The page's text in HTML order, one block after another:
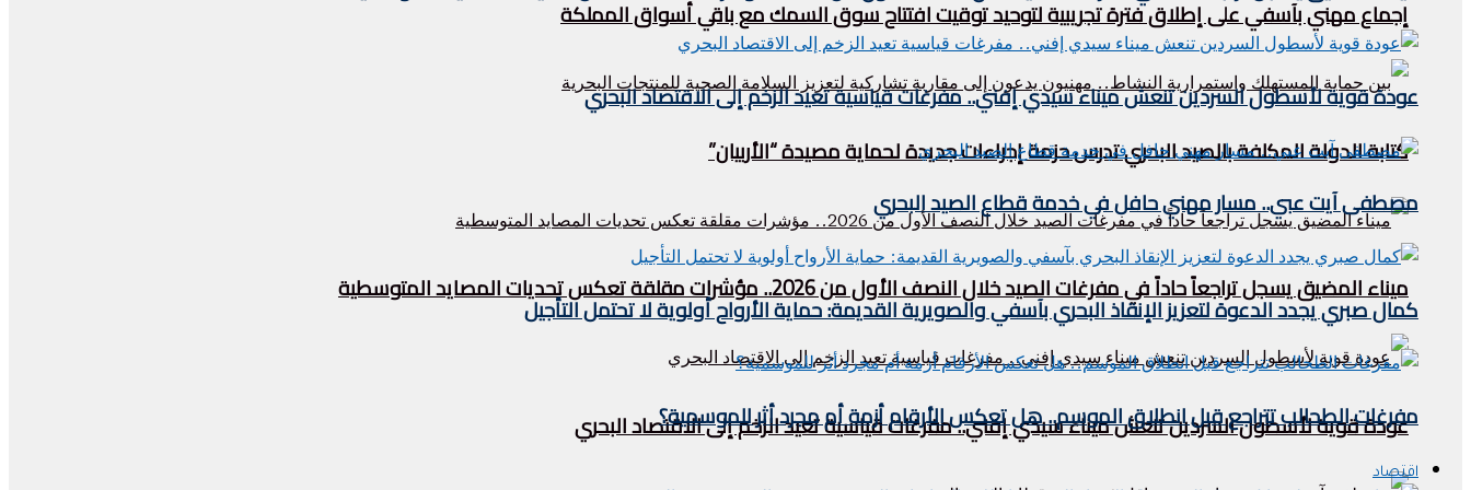
إجماع مهني بآسفي على إطلاق فترة تجريبية لتوحيد توقيت افتتاح سوق السمك مع باقي أسواق المملكة
كتابة الدولة المكلفة بالصيد البحري تدرس حزمة إجراءات جديدة لحماية مصيدة “الأربيان”
ميناء المضيق يسجل تراجعاً حاداً في مفرغات الصيد خلال النصف الأول من 2026.. مؤشرات مقلقة تعكس تحديات المصايد المتوسطية
عودة قوية لأسطول السردين تنعش ميناء سيدي إفني.. مفرغات قياسية تعيد الزخم إلى الاقتصاد البحري
عودة قوية لأسطول السردين تنعش ميناء سيدي إفني.. مفرغات قياسية تعيد الزخم إلى الاقتصاد البحري
مصطفى آيت عبي.. مسار مهني حافل في خدمة قطاع الصيد البحري
كمال صبري يجدد الدعوة لتعزيز الإنقاذ البحري بآسفي والصويرية القديمة: حماية الأرواح أولوية لا تحتمل التأجيل
مفرغات الطحالب تتراجع قبل انطلاق الموسم.. هل تعكس الأرقام أزمة أم مجرد أثر للموسمية؟
اقتصاد